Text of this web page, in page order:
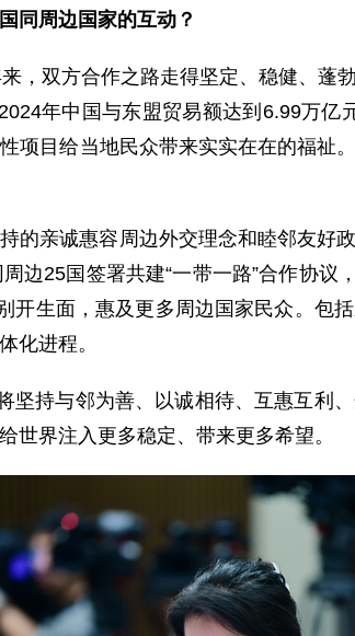
同周边国家的互动？
，双方合作之路走得坚定、稳健、蓬
年中国与东盟贸易额达到6.99万
项目给当地民众带来实实在在的福祉
的亲诚惠容周边外交理念和睦邻友好
边25国签署共建“一带一路”合作协议
开生面，惠及更多周边国家民众。
化进程。
坚持与邻为善、以诚相待、互惠互利
世界注入更多稳定、带来更多希望。